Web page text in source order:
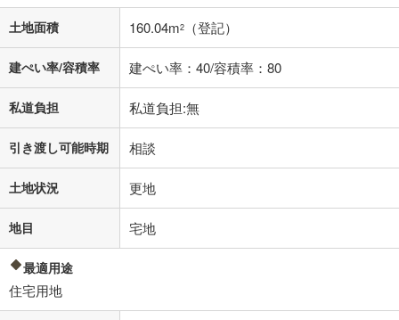
土地面積 160.04m2 （登記）
建ぺい率/容積率 建ぺい率：40/容積率：80
私道負担 私道負担:無
引き渡し可能時期 相談
土地状況 更地
地目 宅地
最適用途
住宅用地